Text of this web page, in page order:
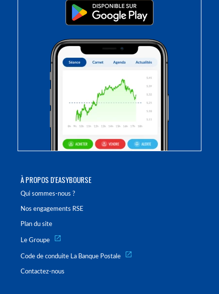
À PROPOS D'EASYBOURSE
Qui sommes-nous ?
Nos engagements RSE
Plan du site
Le Groupe
Code de conduite La Banque Postale
Contactez-nous